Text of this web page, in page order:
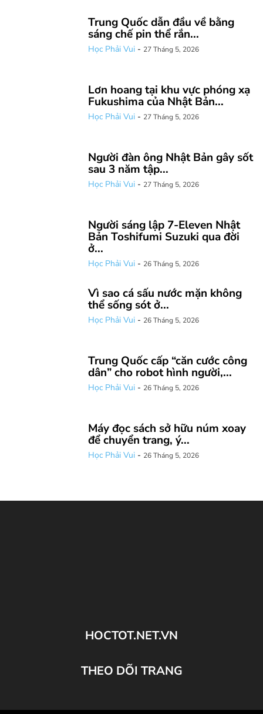
Trung Quốc dẫn đầu về bằng
sáng chế pin thể rắn...
Học Phải Vui - 27 Tháng 5, 2026
Lơn hoang tại khu vực phóng xạ
Fukushima của Nhật Bản...
Học Phải Vui - 27 Tháng 5, 2026
Người đàn ông Nhật Bản gây sốt
sau 3 năm tập...
Học Phải Vui - 27 Tháng 5, 2026
Người sáng lập 7-Eleven Nhật
Bản Toshifumi Suzuki qua đời
ở...
Học Phải Vui - 26 Tháng 5, 2026
Vì sao cá sấu nước mặn không
thể sống sót ở...
Học Phải Vui - 26 Tháng 5, 2026
Trung Quốc cấp “căn cước công
dân” cho robot hình người,...
Học Phải Vui - 26 Tháng 5, 2026
Máy đọc sách sở hữu núm xoay
để chuyển trang, ý...
Học Phải Vui - 26 Tháng 5, 2026
HOCTOT.NET.VN
THEO DÕI TRANG